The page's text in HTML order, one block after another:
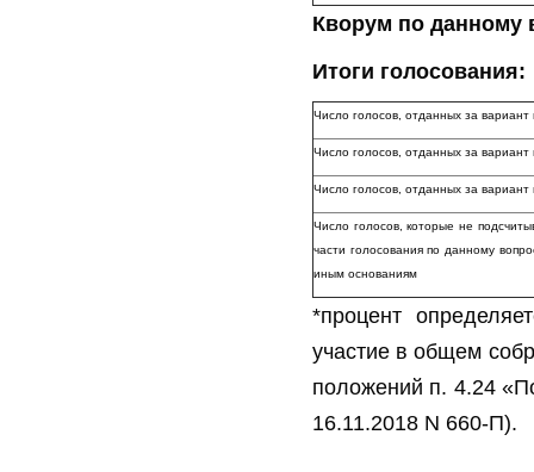
Кворум по данному
Итоги голосования:
Число голосов, отданных за вариант
Число голосов, отданных за
Число голосов, отданных за
Число голосов, которые не
части голосования по данному
иным основаниям
*процент
участие в общем
положений п. 4.24
16.11.2018 N 660-П).